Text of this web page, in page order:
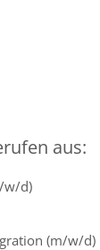
aus:
w/d)
(m/w/d)